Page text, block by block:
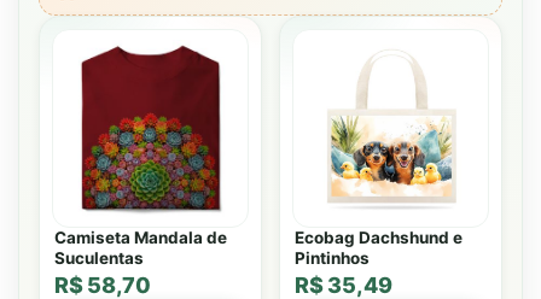
Camiseta Mandala de
Suculentas
R$ 58,70
Ecobag Dachshund e
Pintinhos
R$ 35,49